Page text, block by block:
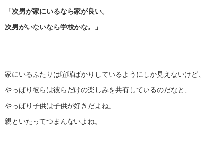
「次男が家にいるなら家が良い。
次男がいないなら学校かな。」
家にいるふたりは喧嘩ばかりしているようにしか見えないけど、
やっぱり彼らは彼らだけの楽しみを共有しているのだなと、
やっぱり子供は子供が好きだよね。
親といたってつまんないよね。